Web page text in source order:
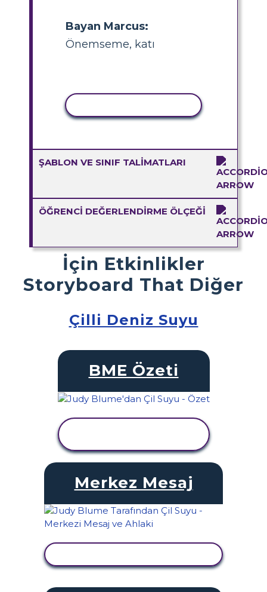
Bayan Marcus:
Önemseme, katı
ŞABLON VE SINIF TALIMATLARI
ÖĞRENCI DEĞERLENDIRME ÖLÇEĞI
İçin Etkinlikler
Storyboard That Diğer
Çilli Deniz Suyu
BME Özeti
Merkez Mesaj